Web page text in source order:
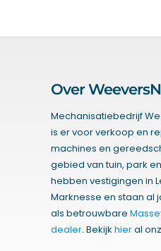
Over
Mechanisatiebedrijf
is er voor verkoop en
machines en
gebied van tuin, park
hebben vestigingen in
Marknesse en staan al
als betrouwbare
dealer. Bekijkhieral